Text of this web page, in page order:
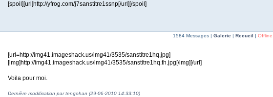
[spoil][url]http://yfrog.com/j7sanstitre1ssnp[/url][/spoil]
1584 Messages | Galerie | Recueil | Offline
[url=http://img41.imageshack.us/img41/3535/sanstitre1hq.jpg]
[img]http://img41.imageshack.us/img41/3535/sanstitre1hq.th.jpg[/img][/url]
Voila pour moi.
Dernière modification par tengohan (29-06-2010 14:33:10)